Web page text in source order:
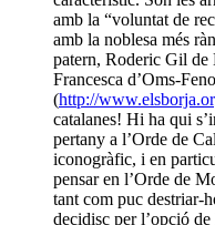
amb la “voluntat de
amb la noblesa més
patern, Roderic Gil de
Francesca d’Oms-
(http://
catalanes! Hi ha qui
pertany a l’Orde de
iconogràfic, i en
pensar en l’Orde de
tant com puc destriar-
decidisc per l’opció